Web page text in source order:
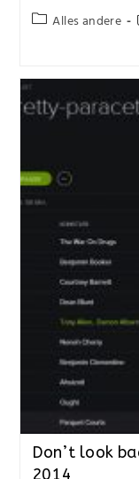
Alles andere
Don’t look
2014